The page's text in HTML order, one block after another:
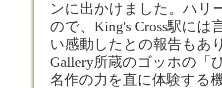
ンに出かけました。ハリ
ので、King's Cross駅には
い感動したとの報告もあ
Gallery所蔵のゴッホの「
名作の力を直に体験する